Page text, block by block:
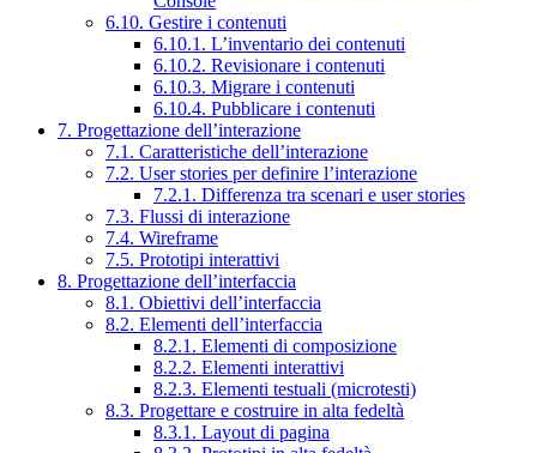
6.10. Gestire i contenuti
6.10.1. L’inventario dei contenuti
6.10.2. Revisionare i contenuti
6.10.3. Migrare i contenuti
6.10.4. Pubblicare i contenuti
7. Progettazione dell’interazione
7.1. Caratteristiche dell’interazione
7.2. User stories per definire l’interazione
7.2.1. Differenza tra scenari e user stories
7.3. Flussi di interazione
7.4. Wireframe
7.5. Prototipi interattivi
8. Progettazione dell’interfaccia
8.1. Obiettivi dell’interfaccia
8.2. Elementi dell’interfaccia
8.2.1. Elementi di composizione
8.2.2. Elementi interattivi
8.2.3. Elementi testuali (microtesti)
8.3. Progettare e costruire in alta fedeltà
8.3.1. Layout di pagina